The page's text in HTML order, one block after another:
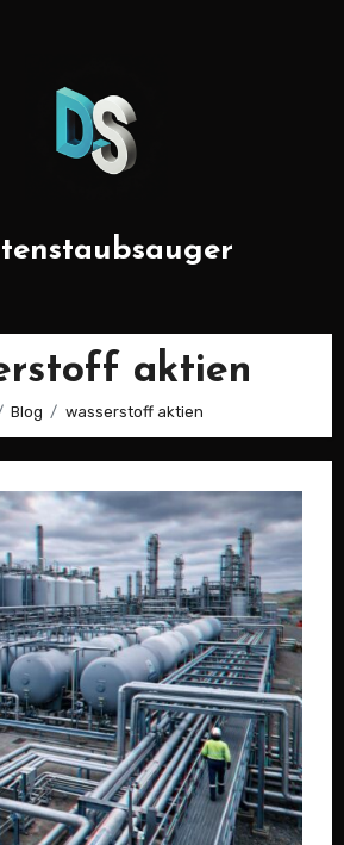
aktien
Blog wasserstoff aktien